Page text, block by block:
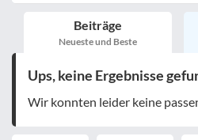
nur 5G-Tarife
Beiträge
Neueste und Beste
Ups, keine Ergebnisse
Wir konnten leider keine